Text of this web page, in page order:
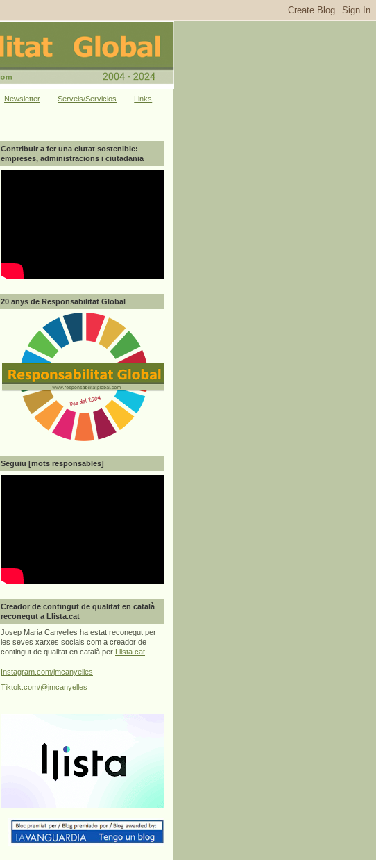
Newsletter Serveis/Servicios Links
Contribuir a fer una ciutat sostenible:
empreses, administracions i ciutadania
20 anys de Responsabilitat Global
Seguiu [mots responsables]
Creador de contingut de qualitat en català
reconegut a Llista.cat
Josep Maria Canyelles ha estat reconegut per
les seves xarxes socials com a creador de
contingut de qualitat en català per
Llista.cat
Instagram.com/jmcanyelles
Tiktok.com/@jmcanyelles